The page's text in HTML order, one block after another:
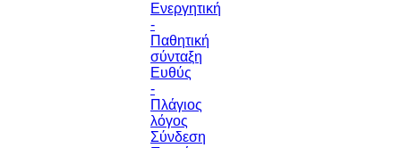
Ενεργητική
-
Παθητική
σύνταξη
Ευθύς
-
Πλάγιος
λόγος
Σύνδεση